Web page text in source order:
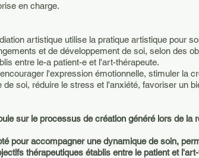
en charge.
artistique utilise la pratique artistique pour
et de développement de soi, selon des
entre le-a patient-e et l'art-thérapeute.
l'expression émotionnelle, stimuler la
de soi, réduire le stress et l'anxiété, favoriser un
sur le processus de création généré lors de la
pour accompagner une dynamique de soin,
thérapeutiques établis entre le patient et